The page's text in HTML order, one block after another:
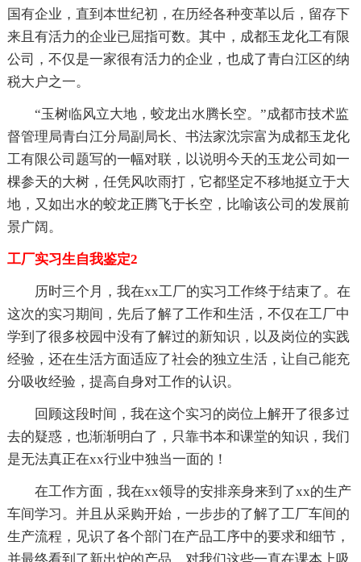
国有企业，直到本世纪初，在历经各种变革以后，留存下
来且有活力的企业已屈指可数。其中，成都玉龙化工有限
公司，不仅是一家很有活力的企业，也成了青白江区的纳
税大户之一。
“玉树临风立大地，蛟龙出水腾长空。”成都市技术监
督管理局青白江分局副局长、书法家沈宗富为成都玉龙化
工有限公司题写的一幅对联，以说明今天的玉龙公司如一
棵参天的大树，任凭风吹雨打，它都坚定不移地挺立于大
地，又如出水的蛟龙正腾飞于长空，比喻该公司的发展前
景广阔。
工厂实习生自我鉴定2
历时三个月，我在xx工厂的实习工作终于结束了。在
这次的实习期间，先后了解了工作和生活，不仅在工厂中
学到了很多校园中没有了解过的新知识，以及岗位的实践
经验，还在生活方面适应了社会的独立生活，让自己能充
分吸收经验，提高自身对工作的认识。
回顾这段时间，我在这个实习的岗位上解开了很多过
去的疑惑，也渐渐明白了，只靠书本和课堂的知识，我们
是无法真正在xx行业中独当一面的！
在工作方面，我在xx领导的安排亲身来到了xx的生产
车间学习。并且从采购开始，一步步的了解了工厂车间的
生产流程，见识了各个部门在产品工序中的要求和细节，
并最终看到了新出炉的产品。对我们这些一直在课本上吸